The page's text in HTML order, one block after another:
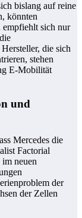
bislang auf reine
könnten
sich nur
die sich
stehen
E-Mobilität
und
Mercedes die
Factorial
neuen
der
der Zellen